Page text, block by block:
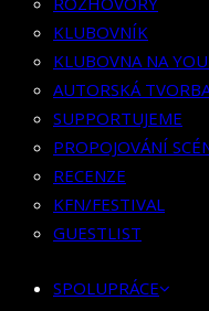
RECENZE
KFN/FESTIVAL
GUESTLIST
SPOLUPRÁCE
BOOKING
PR SPOLUPRÁCE
MERCH
KLUBOVNÍK
KLUBOVNA NA
AUTORSKÁ
SUPPORTUJEME
PROPOJOVÁNÍ
RECENZE
KFN/FESTIVAL
GUESTLIST
SPOLUPRÁCE